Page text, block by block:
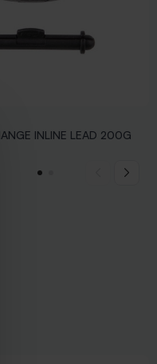
INLINE LEAD 200G